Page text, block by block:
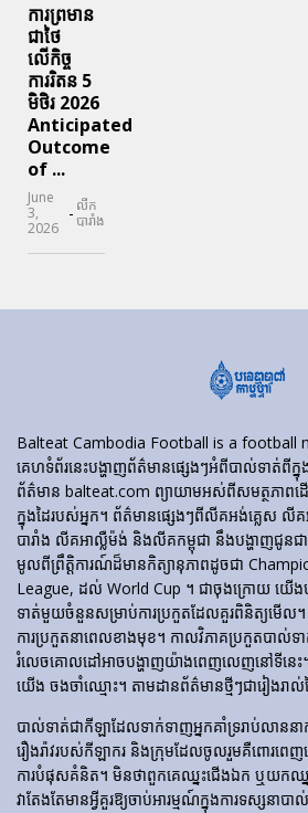
ការព្រមាន
ជាថៃ
លើកិច្ច
ការរិតន 5
មិថិរ 2026
Anticipated
Outcome
of ...
June
3,
2026
- លីក
បារាំង
Balteat Cambodia Football is a football
គេហទំព័រ​នេះ​បង្ហាញ​ព័ត៌មាន​ផ្សេងៗ​អំពី​បាល់ទាត់​ពី​ក្
ព័ត៌មាន balteat.com ព្យាយាមអស់ពីសមត្ថភាពដ
ក្នុងដៃរបស់អ្នក។ ព័ត៌មានផ្សេងៗពីលីគអង់គ្លេស
បារាំង លីគអាល្លឺម៉ង់ និងលីគកម្ពុជា នឹងបង្ហាញជូនជានិ
មូលពីព្រឹត្តិការណ៍ដ៏មានកិត្យានុភាពដូចជា
League, ដល់ World Cup ។ ជាចុងក្រោយ យើង
ទាត់មួយចំនួនសម្រាប់ការប្រកួតដែលគួរពិនិត្យមើល។
ការប្រកួតនាពេលខាងមុខ។ កាលវិភាគប្រកួតបាល់ទ
រំលេចគោលដៅអាចបង្ហាញយ៉ាងពេញលេញនៅទីនេះ
យើង ចងចាំឈ្មោះ។ តាមដានព័ត៌មានថ្មីៗជារៀងរាល់ថ្
បាល់ទាត់​ជា​កីឡា​ដែល​ទាក់​ទាញ​អ្នក​គាំទ្រ​រាប់​លាន​ន
រឿងរ៉ាវ​របស់​កីឡាករ និង​ក្រុម​ដែល​ចូលរួម​គឺ​ពោរពេញ​
ការ​បំផុស​គំនិត។ មិនថាពួកគេឈ្នះជើងឯក ឬយកឈ្ន
វាតែងតែមានអ្វីគួរឱ្យចាប់អារម្មណ៍ក្នុងការទស្សនា